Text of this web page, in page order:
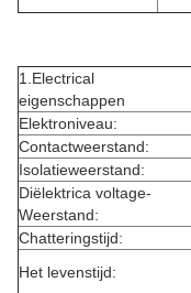
1.Electrical
eigenschappen
Elektroniveau:
Contactweerstand:
Isolatieweerstand:
Diëlektrica voltage-
Weerstand:
Chatteringstijd:
Het levenstijd: